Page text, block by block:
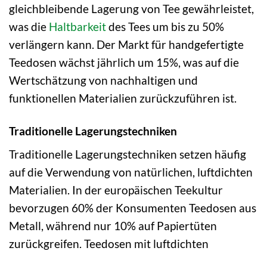
gleichbleibende Lagerung von Tee gewährleistet,
was die Haltbarkeitdes Tees um bis zu 50%
verlängern kann. Der Markt für handgefertigte
Teedosen wächst jährlich um 15%, was auf die
Wertschätzung von nachhaltigen und
funktionellen Materialien zurückzuführen ist.
Traditionelle Lagerungstechniken
Traditionelle Lagerungstechniken setzen häufig
auf die Verwendung von natürlichen, luftdichten
Materialien. In der europäischen Teekultur
bevorzugen 60% der Konsumenten Teedosen aus
Metall, während nur 10% auf Papiertüten
zurückgreifen. Teedosen mit luftdichten